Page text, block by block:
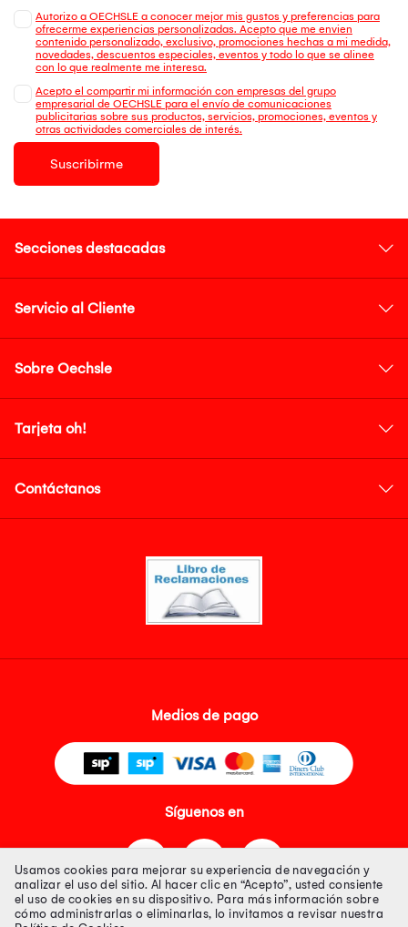
Autorizo a OECHSLE a conocer mejor mis gustos y preferencias para
ofrecerme experiencias personalizadas. Acepto que me envien
contenido personalizado, exclusivo, promociones hechas a mi medida,
novedades, descuentos especiales, eventos y todo lo que se alinee
con lo que realmente me interesa.
Acepto el compartir mi información con empresas del grupo
empresarial de OECHSLE para el envío de comunicaciones
publicitarias sobre sus productos, servicios, promociones, eventos y
otras actividades comerciales de interés.
Suscribirme
Secciones destacadas
Servicio al Cliente
Sobre Oechsle
Tarjeta oh!
Contáctanos
Medios de pago
Síguenos en
Usamos cookies para mejorar su experiencia de navegación y
analizar el uso del sitio. Al hacer clic en “Acepto”, usted consiente
el uso de cookies en su dispositivo. Para más información sobre
cómo administrarlas o eliminarlas, lo invitamos a revisar nuestra